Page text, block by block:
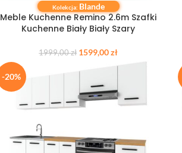
DODAJ DO KOSZYKA
Kolekcja: Blande
Meble Kuchenne Remino 2.6m Szafki
Kuchenne Biały Biały Szary
1999,00zł 1599,00zł
-20%